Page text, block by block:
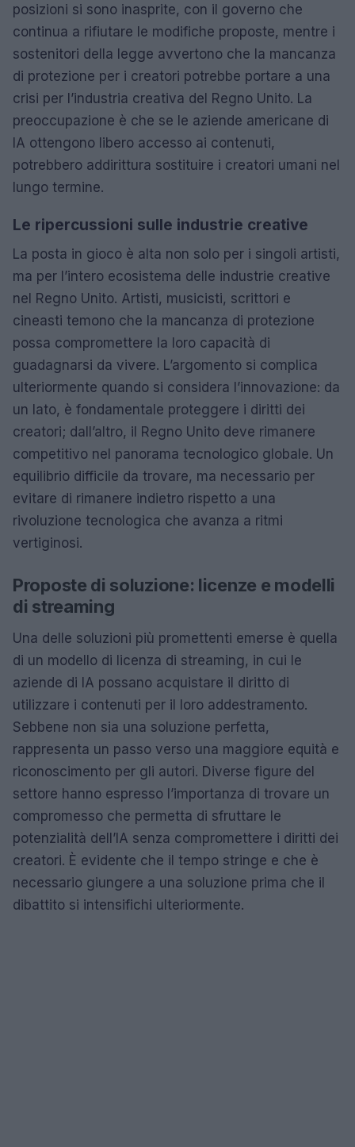
posizioni si sono inasprite, con il governo che
continua a rifiutare le modifiche proposte, mentre i
sostenitori della legge avvertono che la mancanza
di protezione per i creatori potrebbe portare a una
crisi per l’industria creativa del Regno Unito. La
preoccupazione è che se le aziende americane di
IA ottengono libero accesso ai contenuti,
potrebbero addirittura sostituire i creatori umani nel
lungo termine.
Le ripercussioni sulle industrie creative
La posta in gioco è alta non solo per i singoli artisti,
ma per l’intero ecosistema delle industrie creative
nel Regno Unito. Artisti, musicisti, scrittori e
cineasti temono che la mancanza di protezione
possa compromettere la loro capacità di
guadagnarsi da vivere. L’argomento si complica
ulteriormente quando si considera l’innovazione: da
un lato, è fondamentale proteggere i diritti dei
creatori; dall’altro, il Regno Unito deve rimanere
competitivo nel panorama tecnologico globale. Un
equilibrio difficile da trovare, ma necessario per
evitare di rimanere indietro rispetto a una
rivoluzione tecnologica che avanza a ritmi
vertiginosi.
Proposte di soluzione: licenze e modelli
di streaming
Una delle soluzioni più promettenti emerse è quella
di un modello di licenza di streaming, in cui le
aziende di IA possano acquistare il diritto di
utilizzare i contenuti per il loro addestramento.
Sebbene non sia una soluzione perfetta,
rappresenta un passo verso una maggiore equità e
riconoscimento per gli autori. Diverse figure del
settore hanno espresso l’importanza di trovare un
compromesso che permetta di sfruttare le
potenzialità dell’IA senza compromettere i diritti dei
creatori. È evidente che il tempo stringe e che è
necessario giungere a una soluzione prima che il
dibattito si intensifichi ulteriormente.